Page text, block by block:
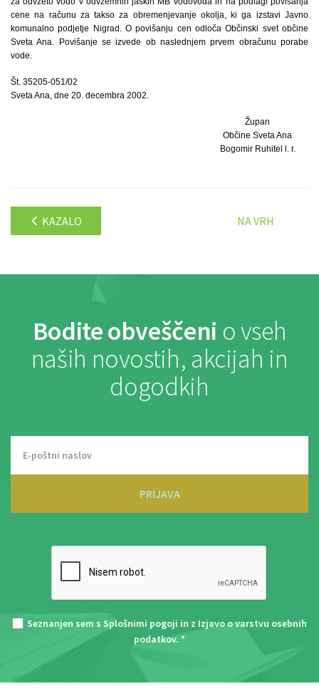
cene na računu za takso za obremenjevanje okolja, ki ga izstavi Javno
komunalno podjetje Nigrad. O povišanju cen odloča Občinski svet občine
Sveta Ana. Povišanje se izvede ob naslednjem prvem obračunu porabe
vode.
Št. 35205-051/02
Sveta Ana, dne 20. decembra 2002.
Župan
Občine Sveta Ana
Bogomir Ruhitel l. r.
KAZALO NA VRH
Bodite obveščeni o vseh
naših novostih, akcijah in
dogodkih
PRIJAVA
Seznanjen sem s Splošnimi pogoji in z Izjavo o varstvu osebnih
podatkov. *